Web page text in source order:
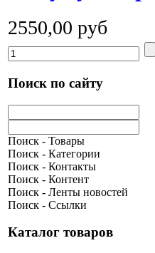
2550,00 руб
Поиск по сайту
Поиск - Товары
Поиск - Категории
Поиск - Контакты
Поиск - Контент
Поиск - Ленты новостей
Поиск - Ссылки
Каталог товаров